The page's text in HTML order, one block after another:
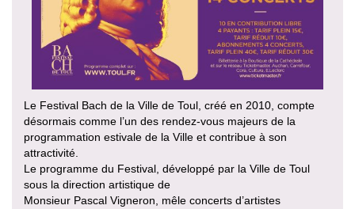
Le Festival Bach de la Ville de Toul, créé en 2010, compte
désormais comme l’un des rendez-vous majeurs de la
programmation estivale de la Ville et contribue à son
attractivité.
Le programme du Festival, développé par la Ville de Toul
sous la direction artistique de
Monsieur Pascal Vigneron, mêle concerts d’artistes